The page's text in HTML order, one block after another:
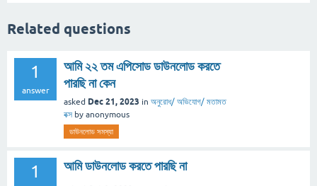
Related questions
1
answer
আমি ২২ তম এপিসোড ডাউনলোড করতে
পারছি না কেন
asked Dec 21, 2023 in অনুরোধ/ অভিযোগ/ মতামত
বক্স by anonymous
ডাউনলোড সমস্যা
1 আমি ডাউনলোড করতে পারছি না